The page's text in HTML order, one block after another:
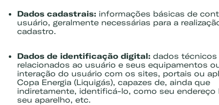
Dados cadastrais: informações básicas de
usuário, geralmente necessárias para a
cadastro.
Dados de identificação digital: dados técnicos
relacionados ao usuário e seus equipamentos
interação do usuário com os sites, portais ou
Copa Energia (Liquigás), capazes de, ainda que
indiretamente, identificá-lo, como seu endereço
seu aparelho, etc.